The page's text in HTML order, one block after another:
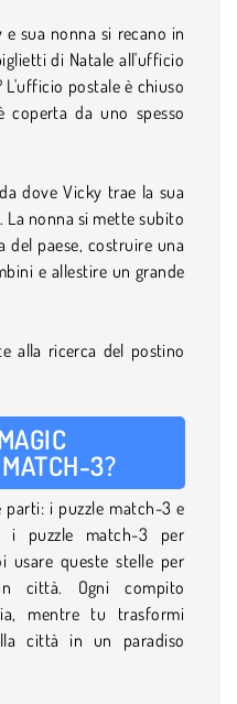
sua nonna si recano in
di Natale all'ufficio
L'ufficio postale è chiuso
coperta da uno spesso
dove Vicky trae la sua
La nonna si mette subito
del paese, costruire una
e allestire un grande
alla ricerca del postino
3?
parti: i puzzle match-3 e
i puzzle match-3 per
usare queste stelle per
città. Ogni compito
mentre tu trasformi
città in un paradiso